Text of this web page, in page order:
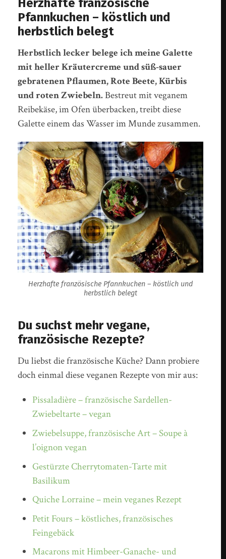
Herzhafte französische
Pfannkuchen – köstlich und
herbstlich belegt
Herbstlich lecker belege ich meine Galette
mit heller Kräutercreme und süß-sauer
gebratenen Pflaumen, Rote Beete, Kürbis
und roten Zwiebeln.Bestreut mit veganem
Reibekäse, im Ofen überbacken, treibt diese
Galette einem das Wasser im Munde zusammen.
Herzhafte französische Pfannkuchen – köstlich und
herbstlich belegt
Du suchst mehr vegane,
französische Rezepte?
Du liebst die französische Küche? Dann probiere
doch einmal diese veganen Rezepte von mir aus:
Pissaladière – französische Sardellen-
Zwiebeltarte – vegan
Zwiebelsuppe, französische Art – Soupe à
l’oignon vegan
Gestürzte Cherrytomaten-Tarte mit
Basilikum
Quiche Lorraine – mein veganes Rezept
Petit Fours – köstliches, französisches
Feingebäck
Macarons mit Himbeer-Ganache- und